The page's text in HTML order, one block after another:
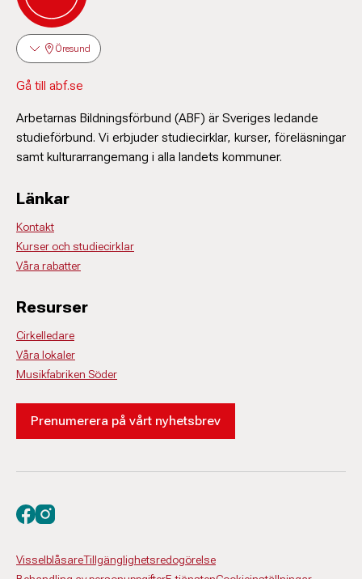
Öresund
Gå till abf.se
Arbetarnas Bildningsförbund (ABF) är Sveriges ledande
studieförbund. Vi erbjuder studiecirklar, kurser, föreläsningar
samt kulturarrangemang i alla landets kommuner.
Länkar
Kontakt
Kurser och studiecirklar
Våra rabatter
Resurser
Cirkelledare
Våra lokaler
Musikfabriken Söder
Prenumerera på vårt nyhetsbrev
VisselblåsareTillgänglighetsredogörelse
Besök oss på facebook
Besök oss på instagram